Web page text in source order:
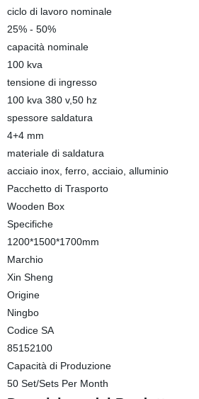
ciclo di lavoro nominale
25% - 50%
capacità nominale
100 kva
tensione di ingresso
100 kva 380 v,50 hz
spessore saldatura
4+4 mm
materiale di saldatura
acciaio inox, ferro, acciaio, alluminio
Pacchetto di Trasporto
Wooden Box
Specifiche
1200*1500*1700mm
Marchio
Xin Sheng
Origine
Ningbo
Codice SA
85152100
Capacità di Produzione
50 Set/Sets Per Month